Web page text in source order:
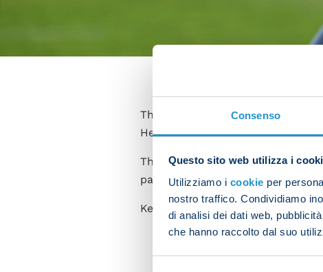
Consenso
Questo sito web utilizza i
Utilizziamo i cookie per
nostro traffico. Condividiamo
di analisi dei dati web,
che hanno raccolto dal suo
The team resumed training on
Hellas Verona on Saturday
The players who started the
part in a metabolic session.
Kevin De Bruyne returned to